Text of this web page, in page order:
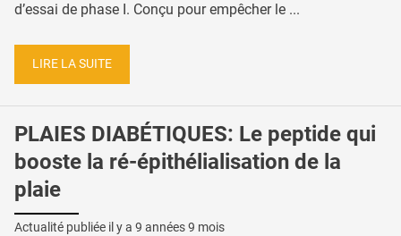
d’essai de phase I. Conçu pour empêcher le ...
LIRE LA SUITE
PLAIES DIABÉTIQUES: Le peptide qui
booste la ré-épithélialisation de la
plaie
Actualité publiée il y a 9 années 9 mois